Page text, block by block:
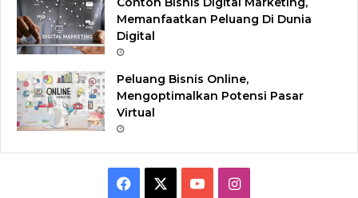
Memanfaatkan Peluang Di Dunia
Digital
Peluang Bisnis Online,
Mengoptimalkan Potensi Pasar
Virtual
I